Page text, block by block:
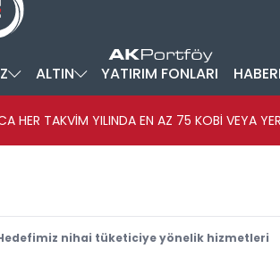
ALTIN YATIRIM FONLARI
HER TAKVİM YILINDA EN AZ 75 KOBİ VEYA
nihai tüketiciye yönelik hizmetleri